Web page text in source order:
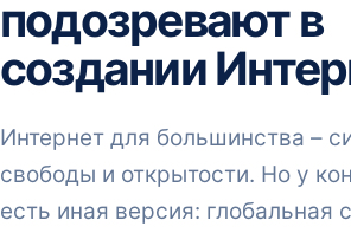
подозревают в
создании
Интернет для большинства –
свободы и открытости. Но у
есть иная версия: глобальная